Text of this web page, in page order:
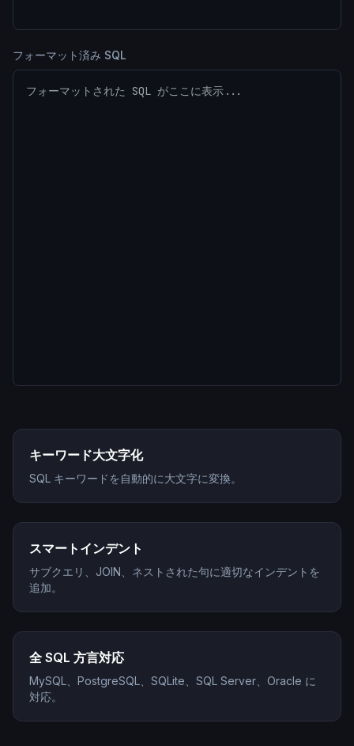
フォーマット済み SQL
キーワード大文字化
SQL キーワードを自動的に大文字に変換。
スマートインデント
サブクエリ、JOIN、ネストされた句に適切なインデントを
追加。
全 SQL 方言対応
MySQL、PostgreSQL、SQLite、SQL Server、Oracle に
対応。